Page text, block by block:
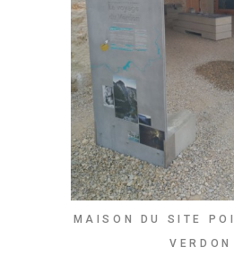
MAISON DU SITE
VERDON